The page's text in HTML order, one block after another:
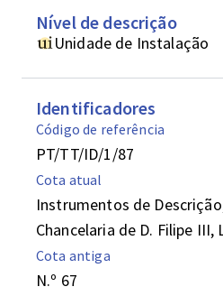
Nível de descrição
Unidade de Instalação
Identificadores
Código de referência
PT/TT/ID/1/87
Cota atual
Instrumentos de
Chancelaria de D. Filipe III,
Cota antiga
N.º 67